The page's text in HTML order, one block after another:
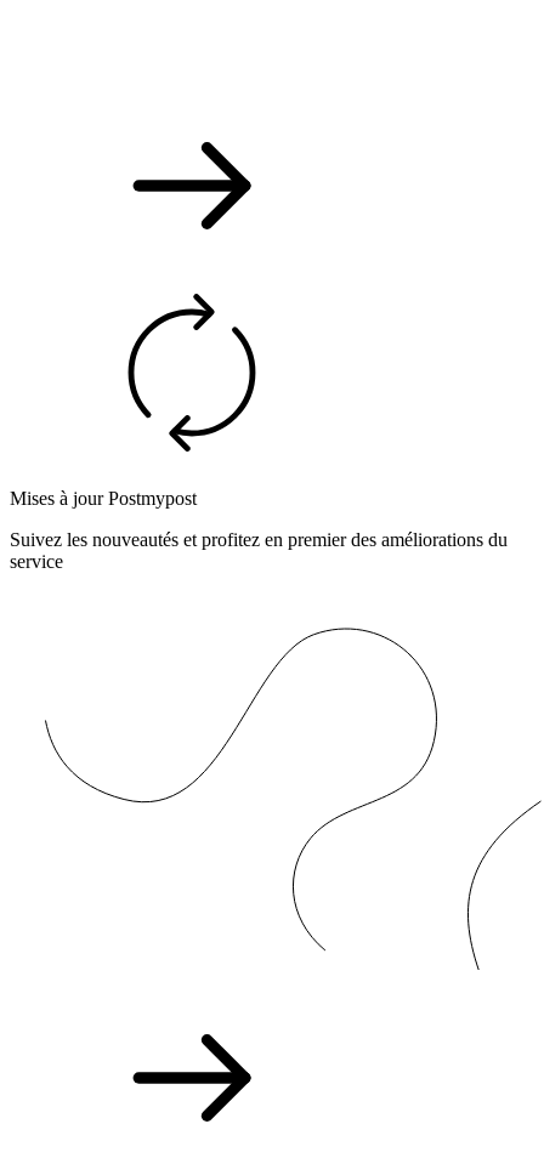
Mises à jour Postmypost
Suivez les nouveautés et profitez en premier des améliorations du
service